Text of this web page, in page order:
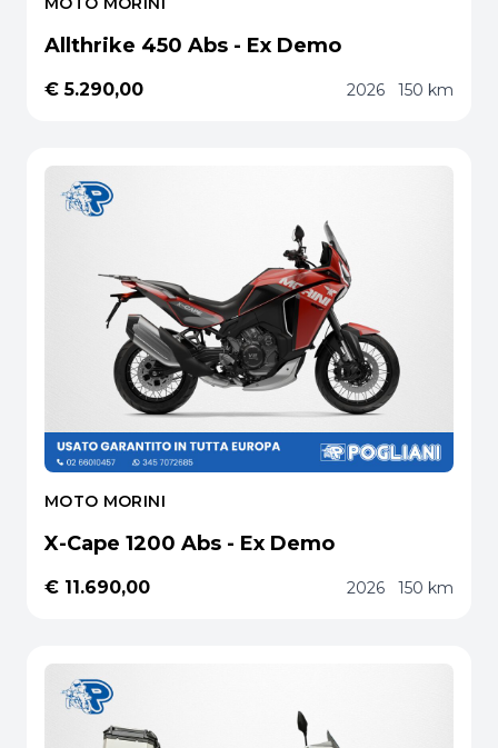
Allthrike 450 Abs - Ex Demo
€ 5.290,00 2026 150 km
MOTO MORINI
X-Cape 1200 Abs - Ex Demo
€ 11.690,00 2026 150 km